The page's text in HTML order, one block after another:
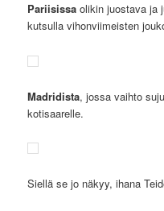
Pariisissaolikin juostava ja
kutsulla vihonviimeisten
Madridista, jossa vaihto
kotisaarelle.
Siellä se jo näkyy, ihana